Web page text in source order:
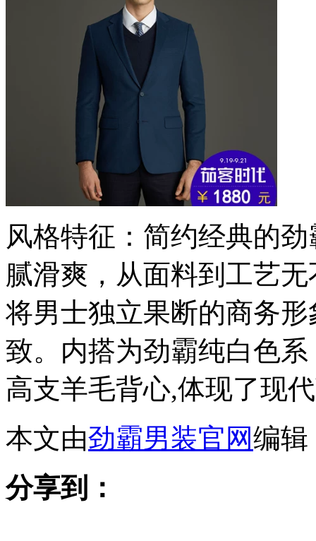
风格特征：简约经典的
腻滑爽，从面料到工艺
将男士独立果断的商务
致。内搭为劲霸纯白色
高支羊毛背心,体现了现
本文由劲霸男装官网编辑
分享到：